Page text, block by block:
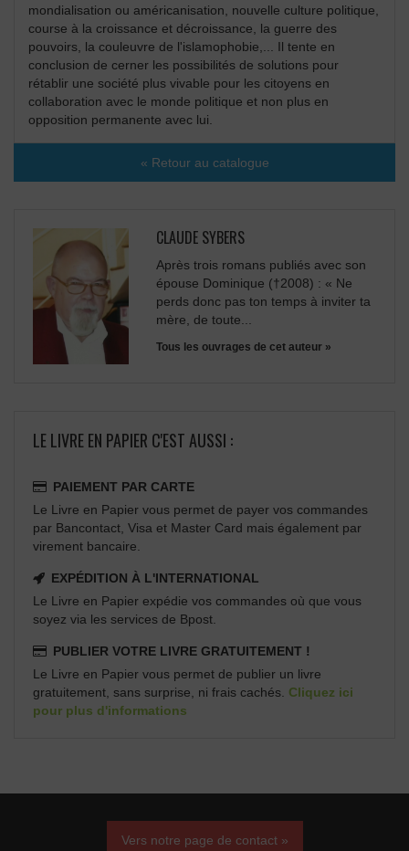
mondialisation ou américanisation, nouvelle culture politique,
course à la croissance et décroissance, la guerre des
pouvoirs, la couleuvre de l'islamophobie,... Il tente en
conclusion de cerner les possibilités de solutions pour
rétablir une société plus vivable pour les citoyens en
collaboration avec le monde politique et non plus en
opposition permanente avec lui.
« Retour au catalogue
CLAUDE SYBERS
Après trois romans publiés avec son
épouse Dominique (†2008) : « Ne
perds donc pas ton temps à inviter ta
mère, de toute...
Tous les ouvrages de cet auteur »
LE LIVRE EN PAPIER C'EST AUSSI :
PAIEMENT PAR CARTE
Le Livre en Papier vous permet de payer vos commandes
par Bancontact, Visa et Master Card mais également par
virement bancaire.
EXPÉDITION À L'INTERNATIONAL
Le Livre en Papier expédie vos commandes où que vous
soyez via les services de Bpost.
PUBLIER VOTRE LIVRE GRATUITEMENT !
Le Livre en Papier vous permet de publier un livre
gratuitement, sans surprise, ni frais cachés. Cliquez ici
pour plus d'informations
Vers notre page de contact »